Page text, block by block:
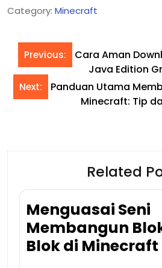
Category: Minecraft
Previous:
Cara Aman
Java Edition
Next:
Panduan Utama
Minecraft: Tip
Related
Menguasai Seni
Membangun
Blok di Minecraft